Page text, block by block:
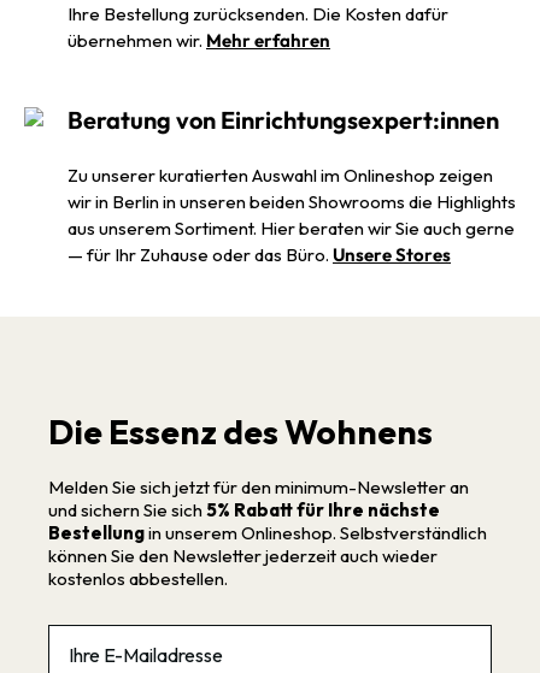
Ihre Bestellung zurücksenden. Die Kosten dafür
übernehmen wir. Mehr erfahren
Beratung von Einrichtungsexpert:innen
Zu unserer kuratierten Auswahl im Onlineshop zeigen
wir in Berlin in unseren beiden Showrooms die Highlights
aus unserem Sortiment. Hier beraten wir Sie auch gerne
— für Ihr Zuhause oder das Büro. Unsere Stores
Die Essenz des Wohnens
Melden Sie sich jetzt für den minimum-Newsletter an
und sichern Sie sich 5% Rabatt für Ihre nächste
Bestellungin unserem Onlineshop. Selbstverständlich
können Sie den Newsletter jederzeit auch wieder
kostenlos abbestellen.